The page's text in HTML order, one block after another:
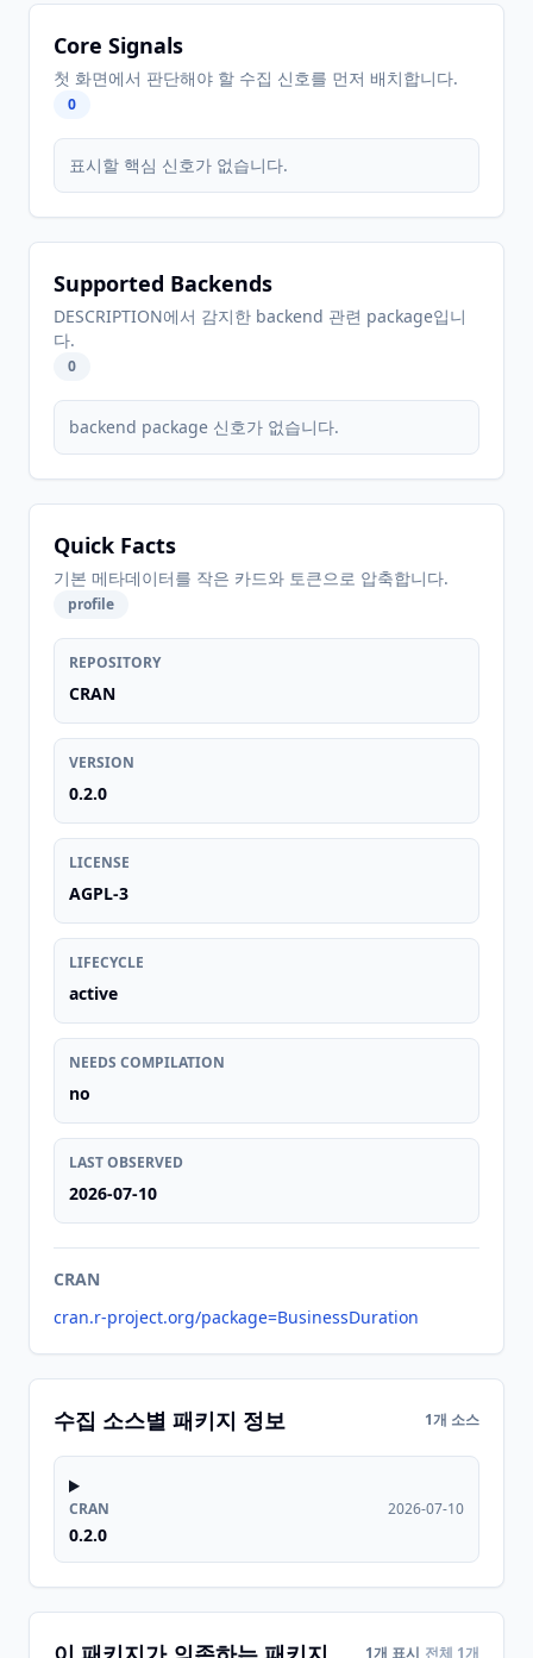
Core Signals
첫 화면에서 판단해야 할 수집 신호를 먼저 배치합니다.
0
표시할 핵심 신호가 없습니다.
Supported Backends
DESCRIPTION에서 감지한 backend 관련 package입니
다.
0
backend package 신호가 없습니다.
Quick Facts
기본 메타데이터를 작은 카드와 토큰으로 압축합니다.
profile
REPOSITORY
CRAN
VERSION
0.2.0
LICENSE
AGPL-3
LIFECYCLE
active
NEEDS COMPILATION
no
LAST OBSERVED
2026-07-10
CRAN
cran.r-project.org/package=BusinessDuration
수집 소스별 패키지 정보 1개 소스
CRAN
0.2.0
2026-07-10
1개 표시 전체 1개